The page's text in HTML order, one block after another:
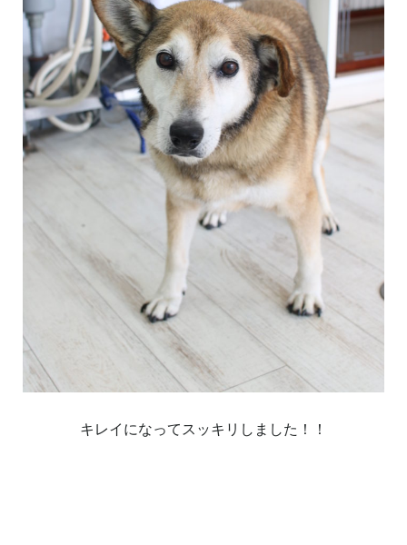
キレイになってスッキリしました！！